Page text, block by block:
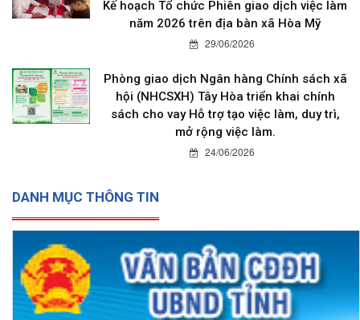
Kế hoạch Tổ chức Phiên giao dịch việc làm
năm 2026 trên địa bàn xã Hòa Mỹ
29/06/2026
Phòng giao dịch Ngân hàng Chính sách xã
hội (NHCSXH) Tây Hòa triển khai chính
sách cho vay Hỗ trợ tạo việc làm, duy trì,
mở rộng việc làm.
24/06/2026
DANH MỤC THÔNG TIN